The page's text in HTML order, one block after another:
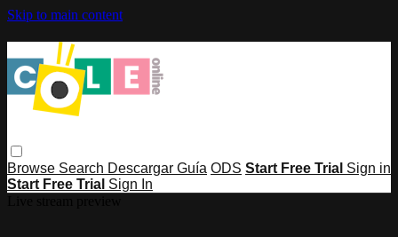
Skip to main content
Browse Search Descargar Guía ODS Start Free Trial Sign in
Start Free Trial Sign In